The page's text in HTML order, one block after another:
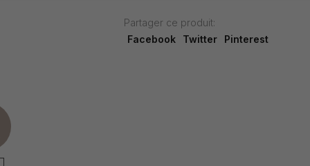
Partager ce produit:
Facebook
Twitter Pinterest